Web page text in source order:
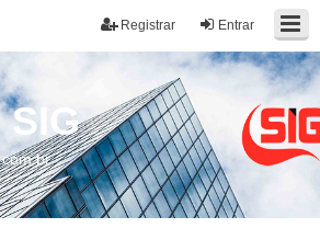
Entrar
Registrar
SIG